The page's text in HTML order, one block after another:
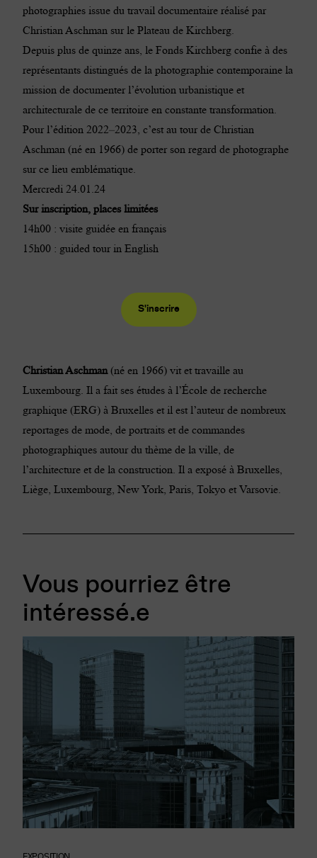
photographies issue du travail documentaire réalisé par
Christian Aschman sur le Plateau de Kirchberg.
Depuis plus de quinze ans, le Fonds Kirchberg confie à des
représentants distingués de la photographie contemporaine la
mission de documenter l’évolution urbanistique et
architecturale de ce territoire en constante transformation.
Pour l’édition 2022–2023, c’est au tour de Christian
Aschman (né en 1966) de porter son regard de photographe
sur ce lieu emblématique.
Mercredi 24.01.24
Sur inscription, places limitées
14h00 : visite guidée en français
15h00 : guided tour in English
S'inscrire
Christian Aschman(né en 1966) vit et travaille au
Luxembourg. Il a fait ses études à l’École de recherche
graphique (ERG) à Bruxelles et il est l’auteur de nombreux
reportages de mode, de portraits et de commandes
photographiques autour du thème de la ville, de
l’architecture et de la construction. Il a exposé à Bruxelles,
Liège, Luxembourg, New York, Paris, Tokyo et Varsovie.
Vous pourriez être
intéressé.e